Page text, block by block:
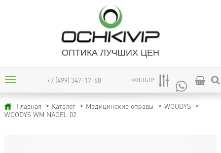
ОПТИКА ЛУЧШИХ ЦЕН
+7 (499) 347-17-68 ФИЛЬТР
Главная Каталог Медицинские оправы
WOODYS
WOODYS WM NAGEL 02